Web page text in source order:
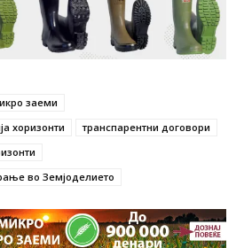
заеми
хоризонти
транспарентни договори
во Земјоделието